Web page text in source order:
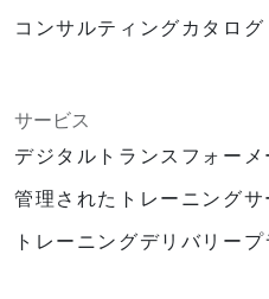
コンサルティングカタログ
サービス
デジタルトランスフォーメ
管理されたトレーニングサ
トレーニングデリバリー